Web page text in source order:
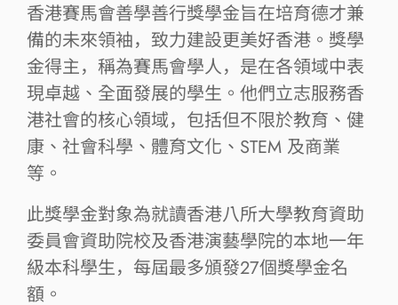
香港賽馬會善學善行獎學金旨在培育德才兼
備的未來領袖，致力建設更美好香港。獎學
金得主，稱為賽馬會學人，是在各領域中表
現卓越、全面發展的學生。他們立志服務香
港社會的核心領域，包括但不限於教育、健
康、社會科學、體育文化、STEM 及商業
等。
此獎學金對象為就讀香港八所大學教育資助
委員會資助院校及香港演藝學院的本地一年
級本科學生，每屆最多頒發27個獎學金名
額。